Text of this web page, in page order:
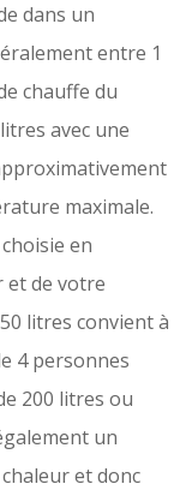
dans un
entre 1
chauffe du
avec une
maximale.
en
et de votre
litres convient à
4 personnes
200 litres ou
un
et donc